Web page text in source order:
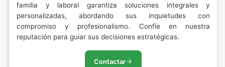
familia y laboral garantiza soluciones integrales y
personalizadas, abordando sus inquietudes con
compromiso y profesionalismo. Confíe en nuestra
reputación para guiar sus decisiones estratégicas.
Contactar